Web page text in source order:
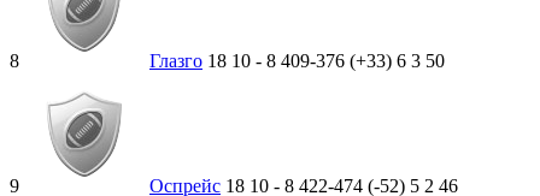
8 Глазго 18 10 - 8 409-376 (+33) 6 3 50
9 Оспрейс 18 10 - 8 422-474 (-52) 5 2 46